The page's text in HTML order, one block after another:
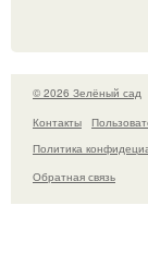
© 2026 Зелёный сад
Контакты
Политика
Обратная связь